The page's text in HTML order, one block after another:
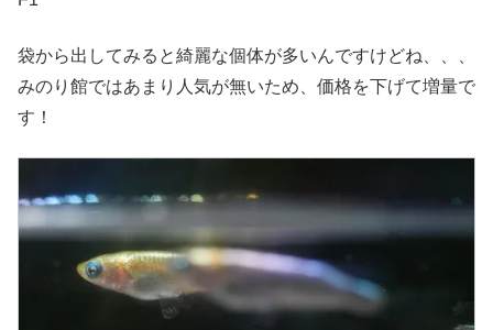
袋から出してみると綺麗な個体が多いんですけどね、、、
みのり館ではあまり人気が無いため、価格を下げて増量で
す！